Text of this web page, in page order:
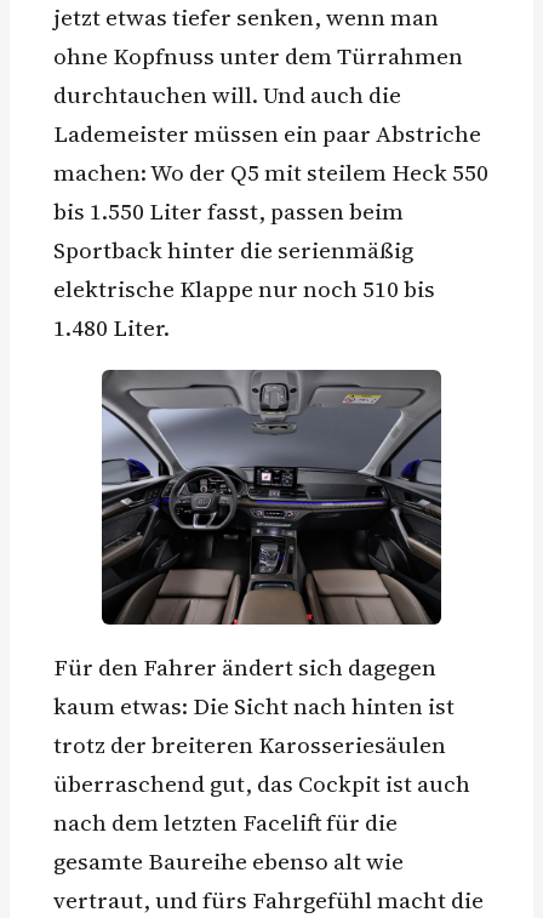
jetzt etwas tiefer senken, wenn man
ohne Kopfnuss unter dem Türrahmen
durchtauchen will. Und auch die
Lademeister müssen ein paar Abstriche
machen: Wo der Q5 mit steilem Heck 550
bis 1.550 Liter fasst, passen beim
Sportback hinter die serienmäßig
elektrische Klappe nur noch 510 bis
1.480 Liter.
Für den Fahrer ändert sich dagegen
kaum etwas: Die Sicht nach hinten ist
trotz der breiteren Karosseriesäulen
überraschend gut, das Cockpit ist auch
nach dem letzten Facelift für die
gesamte Baureihe ebenso alt wie
vertraut, und fürs Fahrgefühl macht die